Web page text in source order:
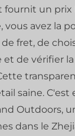
un prix
avez la
fret, de
de vérifier
saine. C'est
Outdoors,
dans le